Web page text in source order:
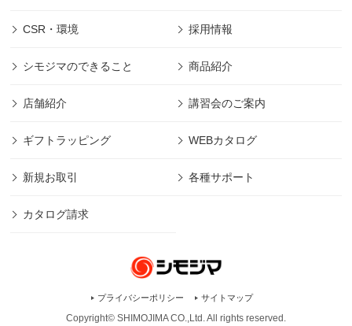
CSR・環境 採用情報
シモジマのできること 商品紹介
店舗紹介 講習会のご案内
ギフトラッピング WEBカタログ
新規お取引 各種サポート
カタログ請求
プライバシーポリシー サイトマップ
Copyright© SHIMOJIMA CO.,Ltd. All rights reserved.